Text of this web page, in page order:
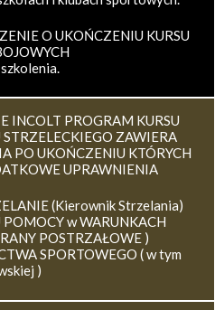
O UKOŃCZENIU KURSU
INCOLT PROGRAM KURSU
ZAWIERA
PO UKOŃCZENIU KTÓRYCH
UPRAWNIENIA
(Kierownik Strzelania)
w WARUNKACH
POSTRZAŁOWE )
SPORTOWEGO ( w tym
)